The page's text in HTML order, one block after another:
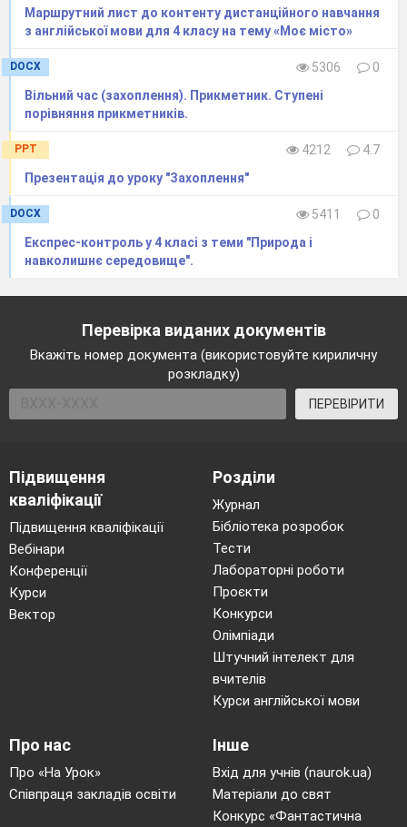
Маршрутний лист до контенту дистанційного навчання
з англійської мови для 4 класу на тему «Моє місто»
DOCX 5306
0
Вільний час (захоплення). Прикметник. Ступені
порівняння прикметників.
PPT 4212
4.7
Презентація до уроку "Захоплення"
DOCX 5411
0
Експрес-контроль у 4 класі з теми "Природа і
навколишнє середовище".
Перевірка виданих документів
Вкажіть номер документа (використовуйте кириличну
розкладку)
ПЕРЕВІРИТИ
Підвищення
кваліфікації
Підвищення кваліфікації
Вебінари
Конференції
Курси
Вектор
Розділи
Журнал
Бібліотека розробок
Тести
Лабораторні роботи
Проєкти
Конкурси
Олімпіади
Штучний інтелект для
вчителів
Курси англійської мови
Про нас
Про «На Урок»
Співпраця закладів освіти
Інше
Вхід для учнів (naurok.ua)
Матеріали до свят
Конкурс «Фантастична